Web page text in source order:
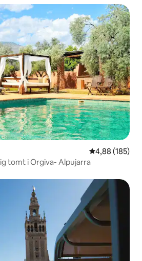
4,88 av 5 i
4,88 (185)
tomt i Orgiva- Alpujarra